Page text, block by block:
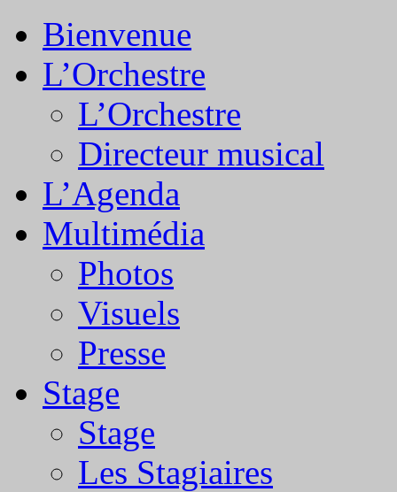
Bienvenue
L’Orchestre
L’Orchestre
Directeur musical
L’Agenda
Multimédia
Photos
Visuels
Presse
Stage
Stage
Les Stagiaires